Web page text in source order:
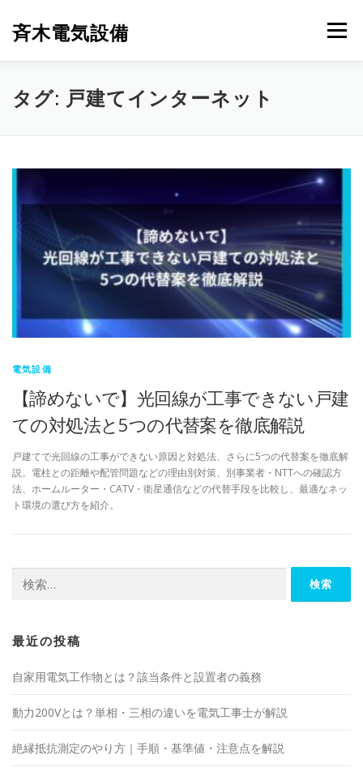
斉木電気設備 メニュー
斉木電気設備について 事例紹介 施工実績
タグ: 戸建てインターネット
電気設備
【諦めないで】光回線が工事できない戸建
ての対処法と5つの代替案を徹底解説
戸建てで光回線の工事ができない原因と対処法、さらに5つの代替案を徹底解
説。電柱との距離や配管問題などの理由別対策、別事業者・NTTへの確認方
法、ホームルーター・CATV・衛星通信などの代替手段を比較し、最適なネッ
ト環境の選び方を紹介。
索:
最近の投稿
自家用電気工作物とは？該当条件と設置者の義務
動力200Vとは？単相・三相の違いを電気工事士が解説
絶縁抵抗測定のやり方｜手順・基準値・注意点を解説